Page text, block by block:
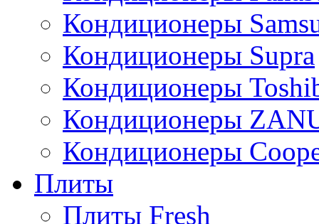
Кондиционеры
Кондиционеры Supra
Кондиционеры
Кондиционеры
Кондиционеры
Плиты
Плиты Fresh